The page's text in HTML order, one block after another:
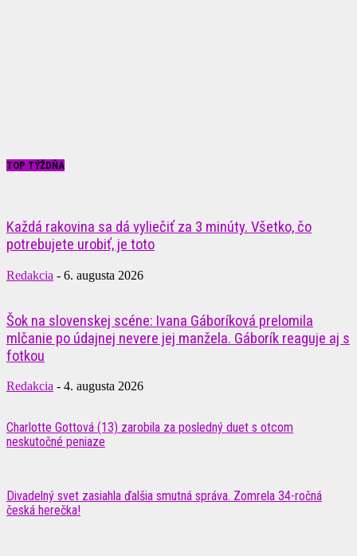
TOP TÝŽDŇA
Každá rakovina sa dá vyliečiť za 3 minúty. Všetko, čo
potrebujete urobiť, je toto
Redakcia - 6. augusta 2026
Šok na slovenskej scéne: Ivana Gáboríková prelomila
mlčanie po údajnej nevere jej manžela. Gáborík reaguje aj s
fotkou
Redakcia - 4. augusta 2026
Charlotte Gottová (13) zarobila za posledný duet s otcom
neskutočné peniaze
Divadelný svet zasiahla ďalšia smutná správa. Zomrela 34-ročná
česká herečka!